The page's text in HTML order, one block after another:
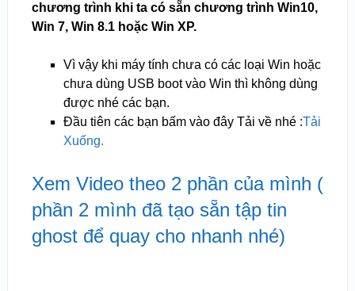
chương trình khi ta có sẵn chương trình Win10,
Win 7, Win 8.1 hoặc Win XP.
Vì vậy khi máy tính chưa có các loại Win hoặc
chưa dùng USB boot vào Win thì không dùng
được nhé các bạn.
Đầu tiên các bạn bấm vào đây Tải về nhé :Tải
Xuống.
Xem Video theo 2 phần của mình (
phần 2 mình đã tạo sẵn tập tin
ghost để quay cho nhanh nhé)